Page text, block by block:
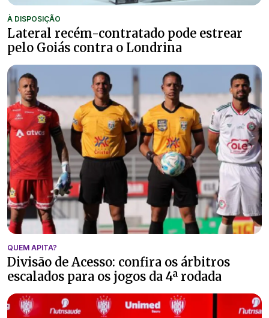
À DISPOSIÇÃO
Lateral recém-contratado pode estrear
pelo Goiás contra o Londrina
QUEM APITA?
Divisão de Acesso: confira os árbitros
escalados para os jogos da 4ª rodada